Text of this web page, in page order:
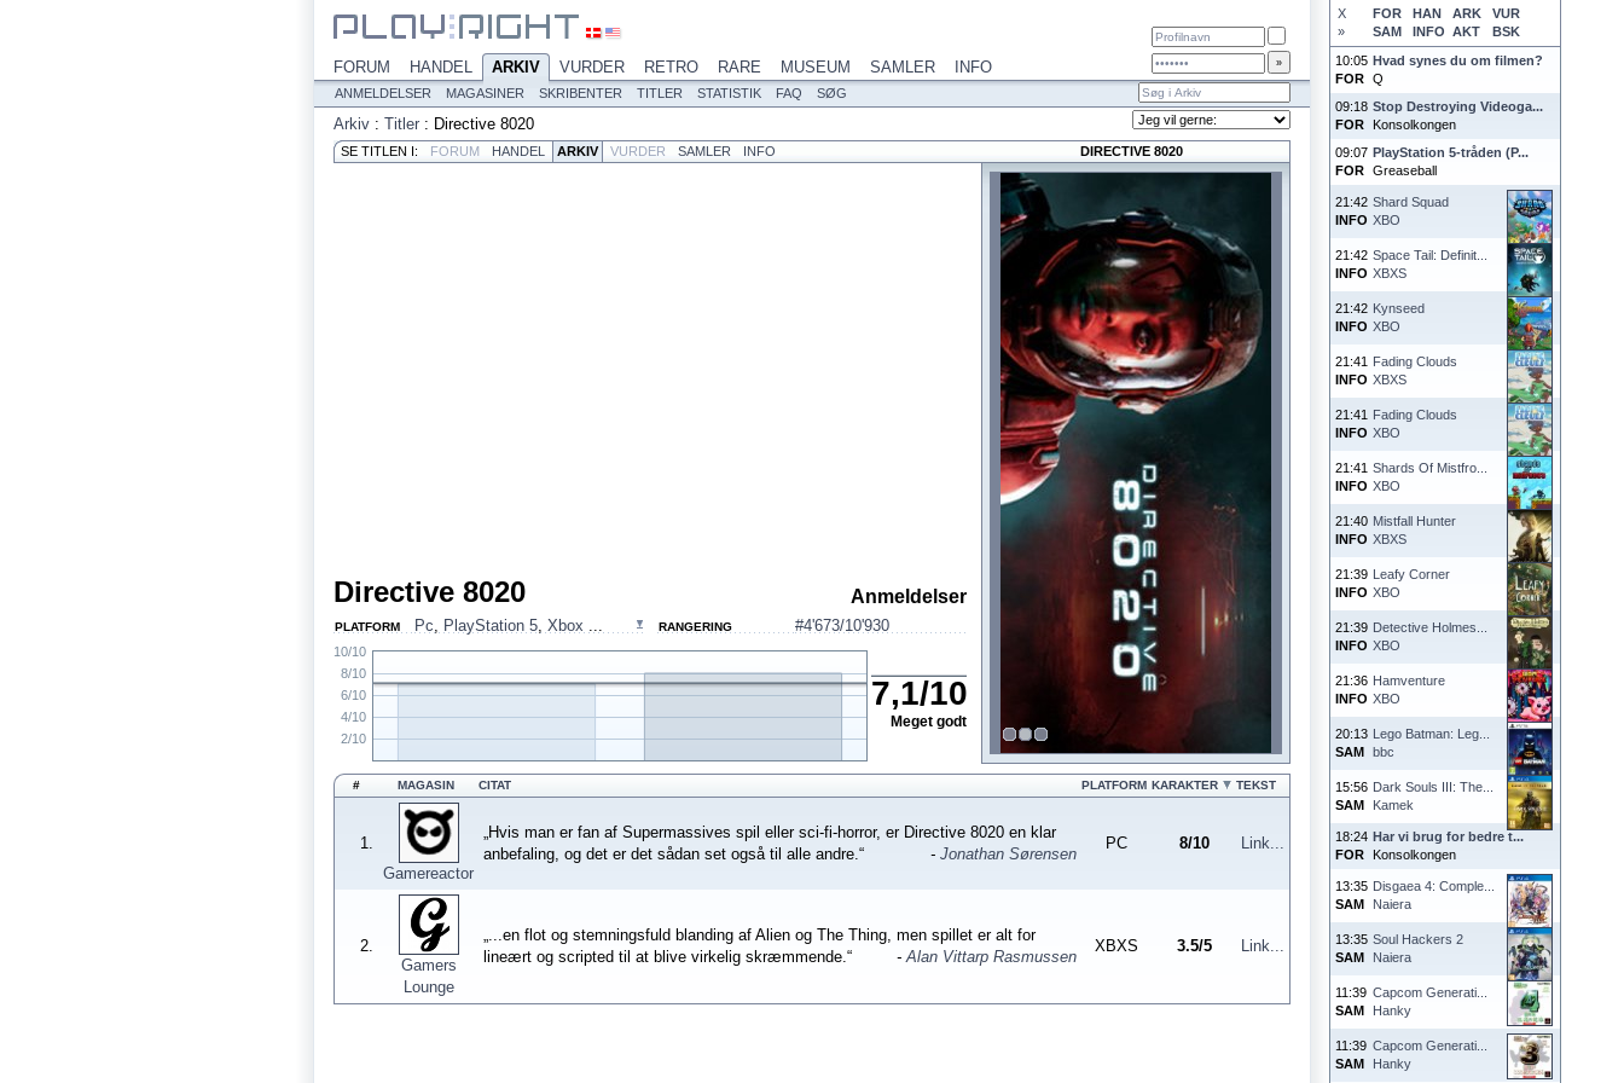
X FOR HAN ARK
VUR
»
SAM INFO AKT
BSK
10:05
FOR
Hvad synes du om filmen?
Q
09:18
FOR
Stop Destroying Videoga...
Konsolkongen
09:07
FOR
PlayStation 5-tråden (P...
Greaseball
21:42
INFO
Shard Squad
XBO
21:42
INFO
Space Tail: Definit...
XBXS
21:42
INFO
Kynseed
XBO
21:41
INFO
Fading Clouds
XBXS
21:41
INFO
Fading Clouds
XBO
21:41
INFO
Shards Of Mistfro...
XBO
21:40
INFO
Mistfall Hunter
XBXS
21:39
INFO
Leafy Corner
XBO
21:39
INFO
Detective Holmes...
XBO
21:36
INFO
Hamventure
XBO
20:13
SAM
Lego Batman: Leg...
bbc
15:56
SAM
Dark Souls III: The...
Kamek
18:24
FOR
Har vi brug for bedre t...
Konsolkongen
13:35
SAM
Disgaea 4: Comple...
Naiera
13:35
SAM
Soul Hackers 2
Naiera
11:39
SAM
Capcom Generati...
Hanky
11:39
SAM
Capcom Generati...
Hanky
FORUM HANDEL ARKIV VURDER RETRO RARE MUSEUM SAMLER INFO
ANMELDELSER MAGASINER SKRIBENTER TITLER STATISTIK FAQ SØG
Arkiv : Titler : Directive 8020
SE TITLEN I: FORUM HANDEL ARKIV VURDER SAMLER INFO DIRECTIVE 8020
Directive 8020 Anmeldelser
PLATFORM Pc, PlayStation 5, Xbox ... RANGERING #4'673/10'930
2/10
4/10
6/10
8/10
10/10
7,1/10
Meget godt
# MAGASIN CITAT PLATFORM KARAKTER TEKST
1.
Gamereactor
„Hvis man er fan af Supermassives spil eller sci-fi-horror, er Directive 8020 en klar
anbefaling, og det er det sådan set også til alle andre.“
- Jonathan Sørensen
PC 8/10 Link...
2.
Gamers
Lounge
„...en flot og stemningsfuld blanding af Alien og The Thing, men spillet er alt for
lineært og scripted til at blive virkelig skræmmende.“
-Alan Vittarp Rasmussen
XBXS 3.5/5 Link...